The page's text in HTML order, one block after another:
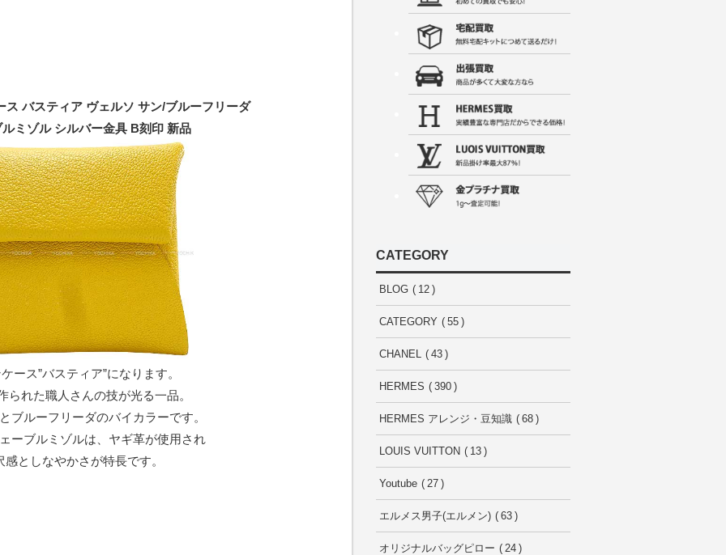
ス バスティア ヴェルソ サン/ブルーフリーダ
ミゾル シルバー金具 B刻印 新品
ース”バスティア”になります。
られた職人さんの技が光る一品。
ブルーフリーダのバイカラーです。
ーブルミゾルは、ヤギ革が使用され
感としなやかさが特長です。
CATEGORY
BLOG 12
CATEGORY 55
CHANEL 43
HERMES 390
HERMES アレンジ・豆知識 68
LOUIS VUITTON 13
Youtube 27
エルメス男子(エルメン) 63
オリジナルバッグピロー 24